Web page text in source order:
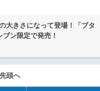
大きさになって登場！「ブタ
ブン限定で発売！
頭へ